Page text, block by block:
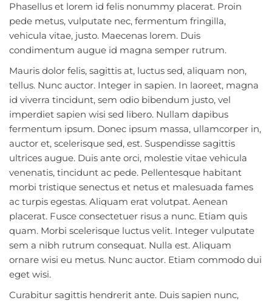
Phasellus et lorem id felis nonummy placerat. Proin
pede metus, vulputate nec, fermentum fringilla,
vehicula vitae, justo. Maecenas lorem. Duis
condimentum augue id magna semper rutrum.
Mauris dolor felis, sagittis at, luctus sed, aliquam non,
tellus. Nunc auctor. Integer in sapien. In laoreet, magna
id viverra tincidunt, sem odio bibendum justo, vel
imperdiet sapien wisi sed libero. Nullam dapibus
fermentum ipsum. Donec ipsum massa, ullamcorper in,
auctor et, scelerisque sed, est. Suspendisse sagittis
ultrices augue. Duis ante orci, molestie vitae vehicula
venenatis, tincidunt ac pede. Pellentesque habitant
morbi tristique senectus et netus et malesuada fames
ac turpis egestas. Aliquam erat volutpat. Aenean
placerat. Fusce consectetuer risus a nunc. Etiam quis
quam. Morbi scelerisque luctus velit. Integer vulputate
sem a nibh rutrum consequat. Nulla est. Aliquam
ornare wisi eu metus. Nunc auctor. Etiam commodo dui
eget wisi.
Curabitur sagittis hendrerit ante. Duis sapien nunc,